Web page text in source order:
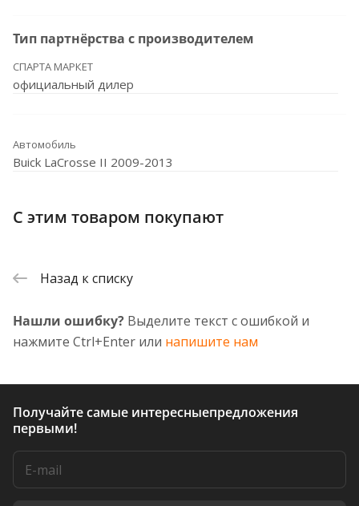
Тип партнёрства с производителем
СПАРТА МАРКЕТ
официальный дилер
Автомобиль
Buick LaCrosse II 2009-2013
С этим товаром покупают
Назад к списку
Нашли ошибку? Выделите текст с ошибкой и
нажмите Ctrl+Enter или напишите нам
Получайте самые интересныепредложения
первыми!